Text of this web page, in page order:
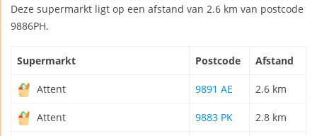
Deze supermarkt ligt op een afstand van 2.6 km van postcode
9886PH.
Supermarkt Postcode Afstand
Attent 9891 AE 2.6 km
Attent 9883 PK 2.8 km